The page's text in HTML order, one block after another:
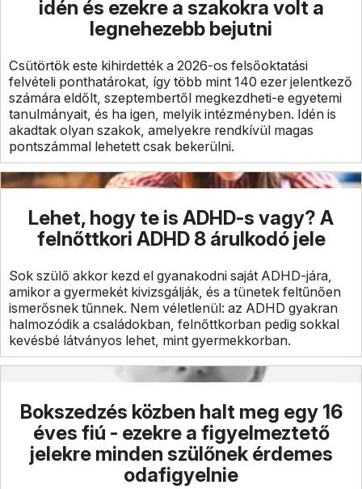
idén és ezekre a szakokra volt a
legnehezebb bejutni
Csütörtök este kihirdették a 2026-os felsőoktatási
felvételi ponthatárokat, így több mint 140 ezer jelentkező
számára eldőlt, szeptembertől megkezdheti-e egyetemi
tanulmányait, és ha igen, melyik intézményben. Idén is
akadtak olyan szakok, amelyekre rendkívül magas
pontszámmal lehetett csak bekerülni.
Lehet, hogy te is ADHD-s vagy? A
felnőttkori ADHD 8 árulkodó jele
Sok szülő akkor kezd el gyanakodni saját ADHD-jára,
amikor a gyermekét kivizsgálják, és a tünetek feltűnően
ismerősnek tűnnek. Nem véletlenül: az ADHD gyakran
halmozódik a családokban, felnőttkorban pedig sokkal
kevésbé látványos lehet, mint gyermekkorban.
Bokszedzés közben halt meg egy 16
éves fiú - ezekre a figyelmeztető
jelekre minden szülőnek érdemes
odafigyelnie